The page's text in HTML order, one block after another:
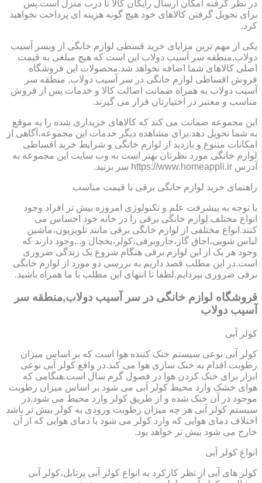
در نظر گرفته امکان ارسال رایگان کالا تا درب منزل است.پس
برای تحویل گرفتن کالاهای خود هیچ گونه هزینه ای پرداخت نخواهید
کرد.
یکی از مهم ترین مزایای خرید قسطی لوازم خانگی از وبسر آسیب
دولاب,منطقه سر آسیب دولاب این است که هیچ مبلغی به قیمت
اصلی کالاهای شما اضافه نخواهد شد.محصولات این فروشگاه
فروش اقساطی لوازم خانگی در سر آسیب دولاب, منطقه سر
آسیب دولاب به همراه ضمانت اصالت کالا و خدمات پس از فروش
مناسب و معتبر در اختیارتان قرار می گیرند.
این مجموعه ضمانت می کند که کالاهای خریداری شده را به موقع
به شما تحویل دهد.برای مشاهده دیگر خدمات این مجموعه،آگاهی از
امکانات متنوع و بازدید از لوازم خانگی و شرایط خرید اقساطی
لوازم خانگی مورد نظرتان بهتر است به وب سایت این مجموعه به
آدرس https://www.homeappli.ir سر بزنید.
راهنمای خرید لوازم خانگی برقی با قیمت مناسب
با توجه به پیشرفت علم و تکنولوژی امروزه بیش تر افراد وجود
انواع مختلف لوازم خانگی برقی را در خانه خود احساس می
کنند.انواع مختلفی از لوازم خانگی برقی مانند تلویزیون،ماشین
لباس شویی،اجاق گاز،جاروبرقی،کولر،یخچال و...وجود دارند که
وجود هر یک از این لوازم برقی هنگام شروع یک زندگی ضروری
است.در این مطلب قصد داریم به بررسی دو مورد از لوازم خانگی
برقی ضروری بپردایم.لطفا تا انتهای این مطلب با ما همراه باشید.
قروشگاه لوازم خانگی در سر آسیب دولاب,منطقه سر
آسیب دولاب
کولر آبی
کولر آبی نوعی سیستم خنک کننده هوا است که بر اساس میزان
رطوبت اقدام به خنک سازی هوا می کند.در واقع کولر آبی نوعی
ابزار برای خنک کردن هوا در فصول گرم سال است.هنگامی که
هوای خشک وارد محیط کولر آبی می شود بر اساس میزان رطوبت
موجود در آن خنک شده و از طریق کولر وارد محیط می شود.در
سیستم کولر آبی هر چه میزان رطوبت ورودی به کولر بیش تر باشد
اختلاف دمای هوایی که وارد کولر می شود با دمای هوایی که از آن
خارج می شود بیش تر خواهد بود.
انواع کولر آبی
کولر های آبی از نظر کارکرد به انواع کولر آبی پرتابل،کولر آبی